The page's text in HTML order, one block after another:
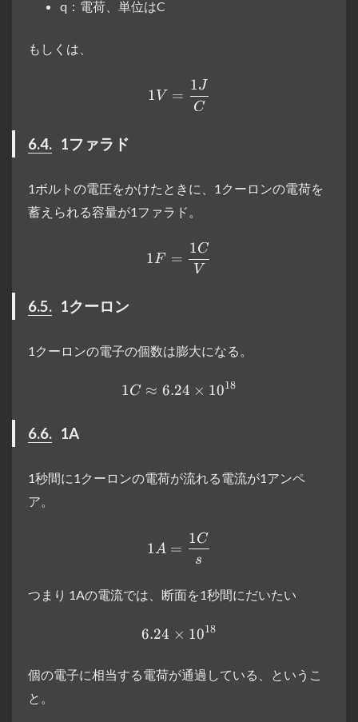
q：電荷、単位はC
もしくは、
1V=\frac{1J}{C}
1 V =
C
1J
6.4. 1ファラド
1ボルトの電圧をかけたときに、1クーロンの電荷を
蓄えられる容量が1ファラド。
1F= \frac{1C}{V}
1F =
V
1C
6.5. 1クーロン
1クーロンの電子の個数は膨大になる。
1C≈6.24 \times 10^{18}
1C ≈ 6.24 × 1018
6.6. 1A
1秒間に1クーロンの電荷が流れる電流が1アンペ
ア。
1A = \frac{1C}{s}
1A =
s
1C
つまり 1Aの電流では、断面を1秒間にだいたい
6.24 \times 10^{18}
6.24 × 1018
個の電子に相当する電荷が通過している、というこ
と。